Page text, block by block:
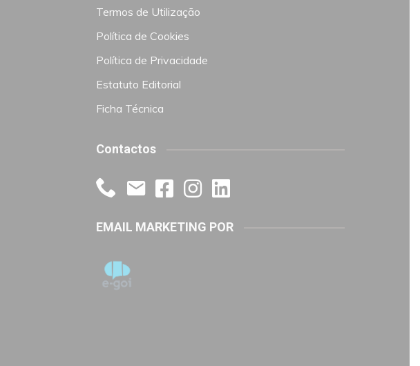
Termos de Utilização
Política de Cookies
Política de Privacidade
Estatuto Editorial
Ficha Técnica
Contactos
EMAIL MARKETING POR